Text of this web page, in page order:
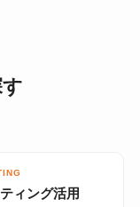
ィング活用